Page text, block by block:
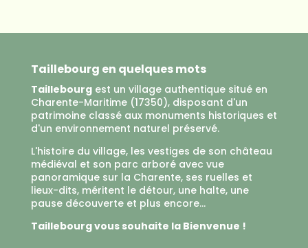
Taillebourg en quelques mots
Taillebourgest un village authentique situé en
Charente-Maritime (17350), disposant d'un
patrimoine classé aux monuments historiques et
d'un environnement naturel préservé.
L'histoire du village, les vestiges de son château
médiéval et son parc arboré avec vue
panoramique sur la Charente, ses ruelles et
lieux-dits, méritent le détour, une halte, une
pause découverte et plus encore...
Taillebourg vous souhaite la Bienvenue !